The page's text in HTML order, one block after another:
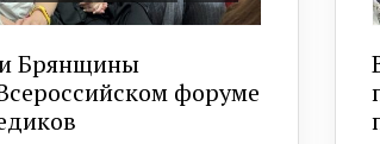
Брянщины
форуме